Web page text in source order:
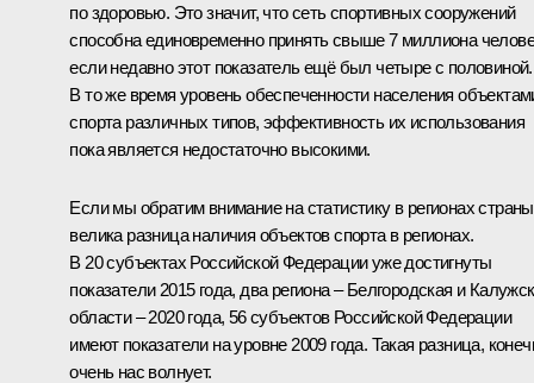
по здоровью. Это значит, что сеть спортивных сооружений
способна единовременно принять свыше 7 миллиона
если недавно этот показатель ещё был четыре с половиной.
В то же время уровень обеспеченности населения
спорта различных типов, эффективность их использования
пока является недостаточно высокими.
Если мы обратим внимание на статистику в регионах
велика разница наличия объектов спорта в регионах.
В 20 субъектах Российской Федерации уже достигнуты
показатели 2015 года, два региона – Белгородская и
области – 2020 года, 56 субъектов Российской Федерации
имеют показатели на уровне 2009 года. Такая разница,
очень нас волнует.